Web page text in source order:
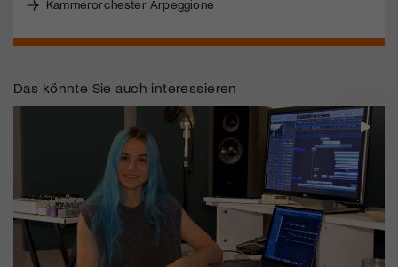
Kammerorchester Arpeggione
Das könnte Sie auch interessieren